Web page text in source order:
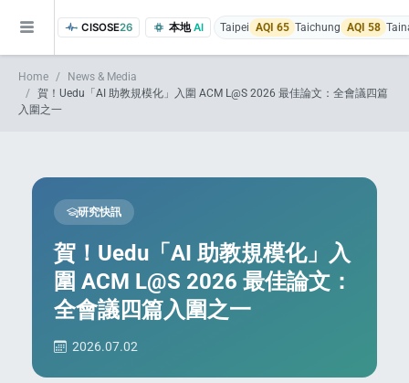
research findings, in addition to the course project website and
CISOSE26 本地AI Taipei AQI 65 Taichung AQI 58
Home
News & Media
賀！Uedu「AI 助教規模化」入圍 ACM L@S 2026 最佳論文：全會議四篇
入圍之一
研究快訊
賀！Uedu「AI 助教規模化」入
圍 ACM L@S 2026 最佳論文：
全會議四篇入圍之一
2026.07.02